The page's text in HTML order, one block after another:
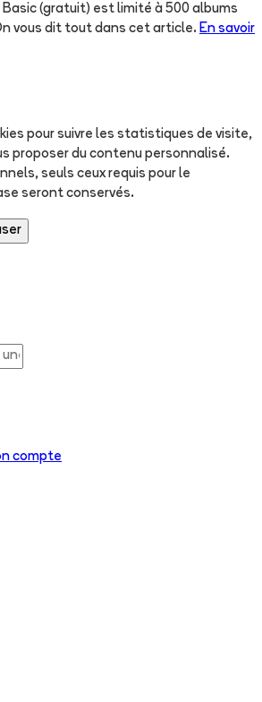
Basic (gratuit) est limité à 500 albums
vous dit tout dans cet article. En savoir
pour suivre les statistiques de visite,
proposer du contenu personnalisé.
seuls ceux requis pour le
seront conservés.
compte